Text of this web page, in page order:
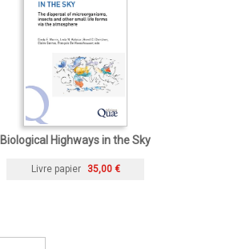
Biological Highways in the Sky
Livre papier 35,00 €